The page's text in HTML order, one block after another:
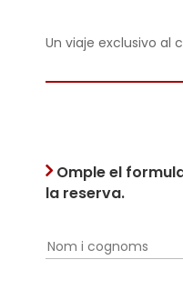
Un viaje exclusivo al
Omple el
la reserva.